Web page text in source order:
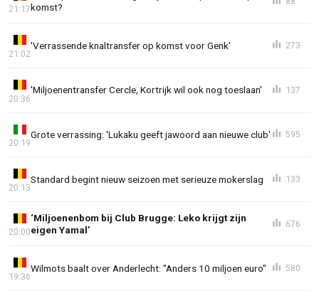
komst?
21:17
'Verrassende knaltransfer op komst voor Genk'
21:02
273
'Miljoenentransfer Cercle, Kortrijk wil ook nog toeslaan'
20:36
137
Grote verrassing: 'Lukaku geeft jawoord aan nieuwe club'
20:19
595
Standard begint nieuw seizoen met serieuze mokerslag
20:13
133
‘Miljoenenbom bij Club Brugge: Leko krijgt zijn
eigen Yamal’
20:00
676
Wilmots baalt over Anderlecht: "Anders 10 miljoen euro"
19:36
580